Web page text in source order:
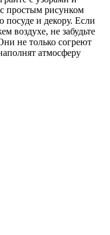
простым рисунком
и декору. Если
воздухе, не забудьте
не только согреют
атмосферу